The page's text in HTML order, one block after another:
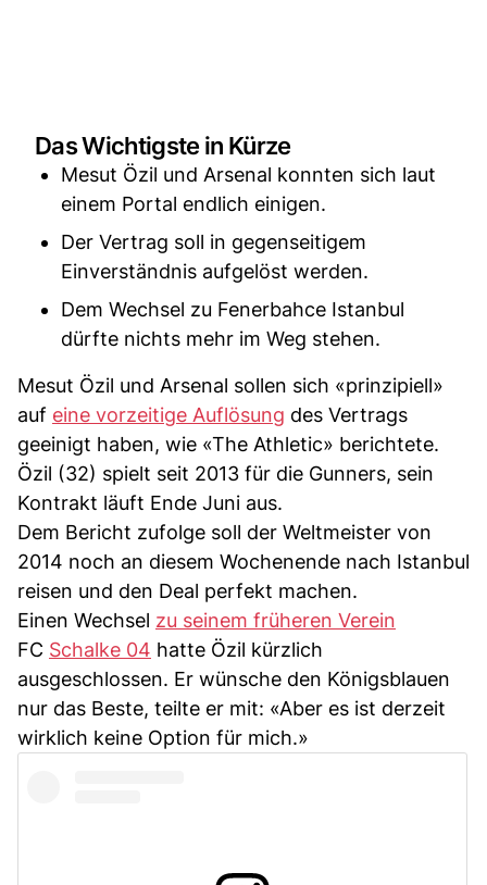
Das Wichtigste in Kürze
Mesut Özil und Arsenal konnten sich laut
einem Portal endlich einigen.
Der Vertrag soll in gegenseitigem
Einverständnis aufgelöst werden.
Dem Wechsel zu Fenerbahce Istanbul
dürfte nichts mehr im Weg stehen.
Mesut Özil und Arsenal sollen sich «prinzipiell»
auf eine vorzeitige Auflösung des Vertrags
geeinigt haben, wie «The Athletic» berichtete.
Özil (32) spielt seit 2013 für die Gunners, sein
Kontrakt läuft Ende Juni aus.
Dem Bericht zufolge soll der Weltmeister von
2014 noch an diesem Wochenende nach Istanbul
reisen und den Deal perfekt machen.
Einen Wechsel zu seinem früheren Verein
FC Schalke 04 hatte Özil kürzlich
ausgeschlossen. Er wünsche den Königsblauen
nur das Beste, teilte er mit: «Aber es ist derzeit
wirklich keine Option für mich.»